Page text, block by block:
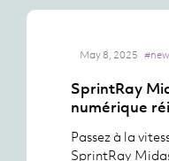
May 8, 2025
SprintRay
numérique
Passez à la
SprintRay